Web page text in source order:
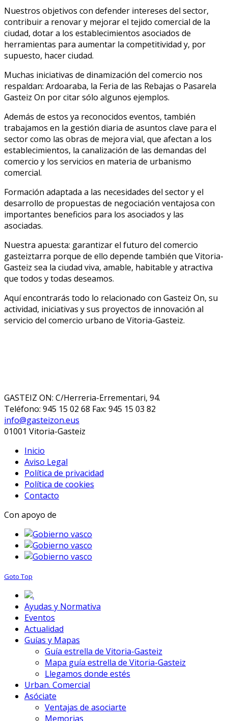
Nuestros objetivos con defender intereses del sector,
contribuir a renovar y mejorar el tejido comercial de la
ciudad, dotar a los establecimientos asociados de
herramientas para aumentar la competitividad y, por
supuesto, hacer ciudad.
Muchas iniciativas de dinamización del comercio nos
respaldan: Ardoaraba, la Feria de las Rebajas o Pasarela
Gasteiz On por citar sólo algunos ejemplos.
Además de estos ya reconocidos eventos, también
trabajamos en la gestión diaria de asuntos clave para el
sector como las obras de mejora vial, que afectan a los
establecimientos, la canalización de las demandas del
comercio y los servicios en materia de urbanismo
comercial.
Formación adaptada a las necesidades del sector y el
desarrollo de propuestas de negociación ventajosa con
importantes beneficios para los asociados y las
asociadas.
Nuestra apuesta: garantizar el futuro del comercio
gasteiztarra porque de ello depende también que Vitoria-
Gasteiz sea la ciudad viva, amable, habitable y atractiva
que todos y todas deseamos.
Aquí encontrarás todo lo relacionado con Gasteiz On, su
actividad, iniciativas y sus proyectos de innovación al
servicio del comercio urbano de Vitoria-Gasteiz.
GASTEIZ ON: C/Herreria-Errementari, 94.
Teléfono: 945 15 02 68 Fax: 945 15 03 82
info@gasteizon.eus
01001 Vitoria-Gasteiz
Inicio
Aviso Legal
Política de privacidad
Política de cookies
Contacto
Con apoyo de
Goto Top
.
Ayudas y Normativa
Eventos
Actualidad
Guías y Mapas
Guía estrella de Vitoria-Gasteiz
Mapa guía estrella de Vitoria-Gasteiz
Llegamos donde estés
Urban. Comercial
Asóciate
Ventajas de asociarte
Memorias